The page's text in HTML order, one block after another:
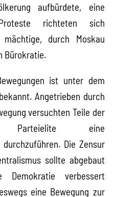
aufbürdete, eine
richteten sich
durch Moskau
Bürokratie.
ist unter dem
Angetrieben durch
versuchten Teile der
Parteielite eine
Die Zensur
sollte abgebaut
Demokratie verbessert
eine Bewegung zur